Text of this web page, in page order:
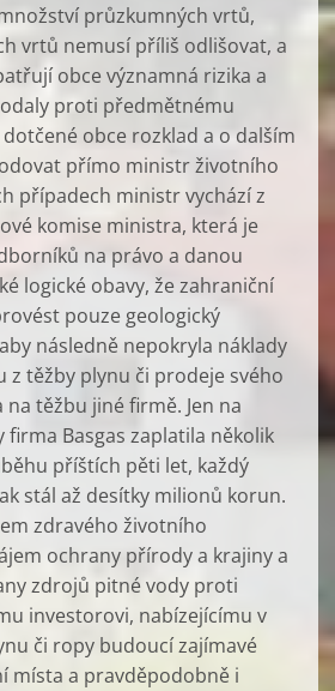
průzkumných vrtů,
vrtů nemusí příliš odlišovat, a
obce významná rizika a
proti předmětnému
obce rozklad a o dalším
přímo ministr životního
případech ministr vychází z
komise ministra, která je
na právo a danou
logické obavy, že zahraniční
pouze geologický
následně nepokryla náklady
z těžby plynu či prodeje svého
těžbu jiné firmě. Jen na
Basgas zaplatila několik
příštích pěti let, každý
stál až desítky milionů korun.
zdravého životního
ochrany přírody a krajiny a
zdrojů pitné vody proti
investorovi, nabízejícímu v
či ropy budoucí zajímavé
místa a pravděpodobně i